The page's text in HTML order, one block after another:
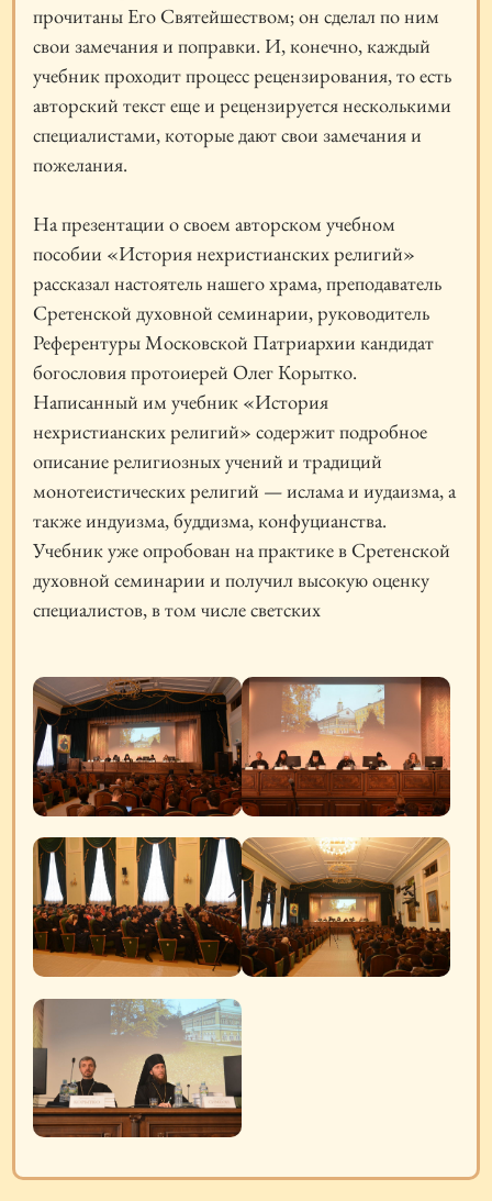
прочитаны Его Святейшеством; он сделал по ним
свои замечания и поправки. И, конечно, каждый
учебник проходит процесс рецензирования, то есть
авторский текст еще и рецензируется несколькими
специалистами, которые дают свои замечания и
пожелания.
На презентации о своем авторском учебном
пособии «История нехристианских религий»
рассказал настоятель нашего храма, преподаватель
Сретенской духовной семинарии, руководитель
Референтуры Московской Патриархии кандидат
богословия протоиерей Олег Корытко.
Написанный им учебник «История
нехристианских религий» содержит подробное
описание религиозных учений и традиций
монотеистических религий — ислама и иудаизма, а
также индуизма, буддизма, конфуцианства.
Учебник уже опробован на практике в Сретенской
духовной семинарии и получил высокую оценку
специалистов, в том числе светских